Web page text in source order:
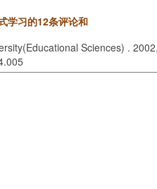
学习的12条评论和
Sciences) .